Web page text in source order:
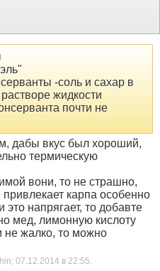
-соль и сахар в
жидкости
почти не
дабы вкус был хороший,
термическую
вони, то не страшно,
карпа особенно
напрягает, то добавте
мед, лимонную кислоту
не жалко, то можно
07.12.2014 в 22:55